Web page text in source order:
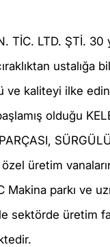
TİC. LTD. ŞTİ. 30
ustalığa
ve kaliteyi ilke
olduğu
üretim
Makina parkı ve
sektörde üretim